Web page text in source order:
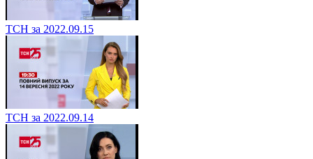
ТСН за 2022.09.15
ТСН за 2022.09.14